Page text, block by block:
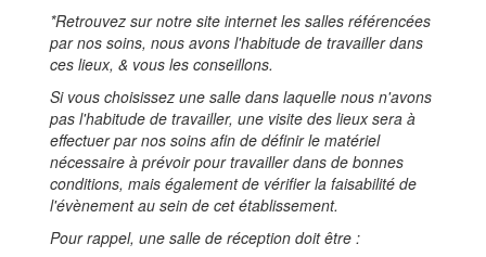
*Retrouvez sur notre site internet les salles référencées
par nos soins, nous avons l'habitude de travailler dans
ces lieux, & vous les conseillons.
Si vous choisissez une salle dans laquelle nous n'avons
pas l'habitude de travailler, une visite des lieux sera à
effectuer par nos soins afin de définir le matériel
nécessaire à prévoir pour travailler dans de bonnes
conditions, mais également de vérifier la faisabilité de
l'évènement au sein de cet établissement.
Pour rappel, une salle de réception doit être :